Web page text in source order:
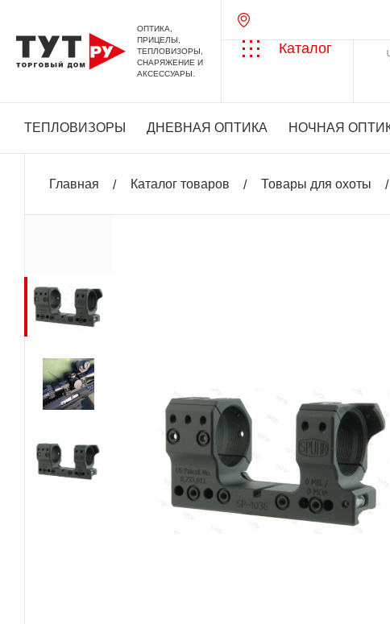
ОПТИКА,
ПРИЦЕЛЫ,
ТЕПЛОВИЗОРЫ,
СНАРЯЖЕНИЕ И
АКСЕССУАРЫ.
Каталог
ТЕПЛОВИЗОРЫ ДНЕВНАЯ ОПТИКА НОЧНАЯ
Главная Каталог товаров Товары для охоты